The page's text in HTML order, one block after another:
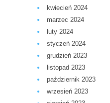
kwiecień 2024
marzec 2024
luty 2024
styczeń 2024
grudzień 2023
listopad 2023
październik 2023
wrzesień 2023